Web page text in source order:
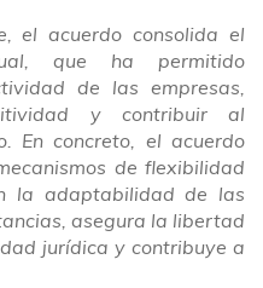
el acuerdo consolida el
que ha permitido
de las empresas,
y contribuir al
En concreto, el acuerdo
de flexibilidad
la adaptabilidad de las
asegura la libertad
jurídica y contribuye a